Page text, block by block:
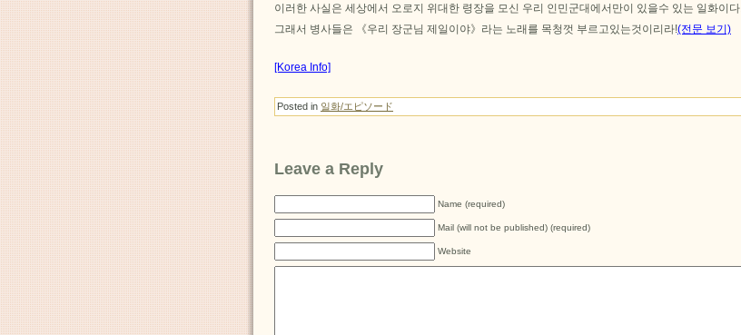
이러한 사실은 세상에서 오로지 위대한 령장을 모신 우리 인민군대에서만이 있을수 있는 일화이다.
그래서 병사들은 《우리 장군님 제일이야》라는 노래를 목청껏 부르고있는것이리라!(전문 보기)
[Korea Info]
Posted in 일화/エピソード
Leave a Reply
Name (required)
Mail (will not be published) (required)
Website